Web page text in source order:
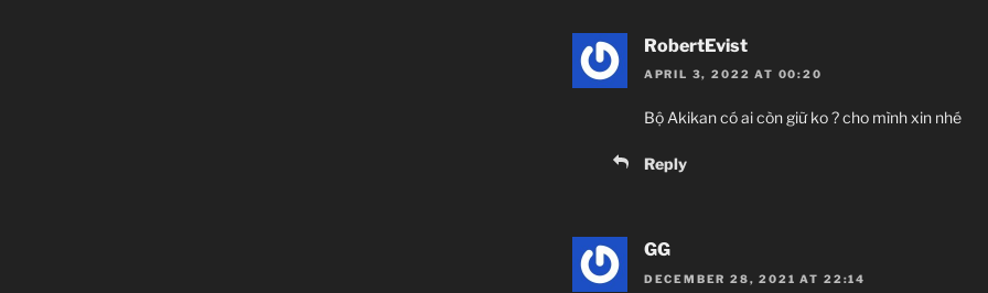
RobertEvist
APRIL 3, 2022 AT 00:20
Bộ Akikan có ai còn giữ ko ? cho mình xin nhé
Reply
GG
DECEMBER 28, 2021 AT 22:14